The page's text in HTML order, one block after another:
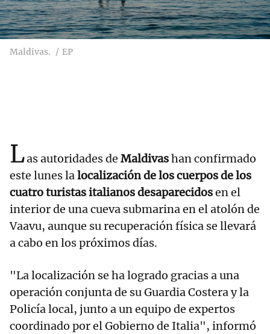
Maldivas. EP
Las autoridades de Maldivashan confirmado
este lunes lalocalización de los cuerpos de los
cuatro turistas italianos desaparecidosen el
interior de una cueva submarina en el atolón de
Vaavu, aunque su recuperación física se llevará
a cabo en los próximos días.
"La localización se ha logrado gracias a una
operación conjunta de su Guardia Costera y la
Policía local, junto a un equipo de expertos
coordinado por el Gobierno de Italia", informó